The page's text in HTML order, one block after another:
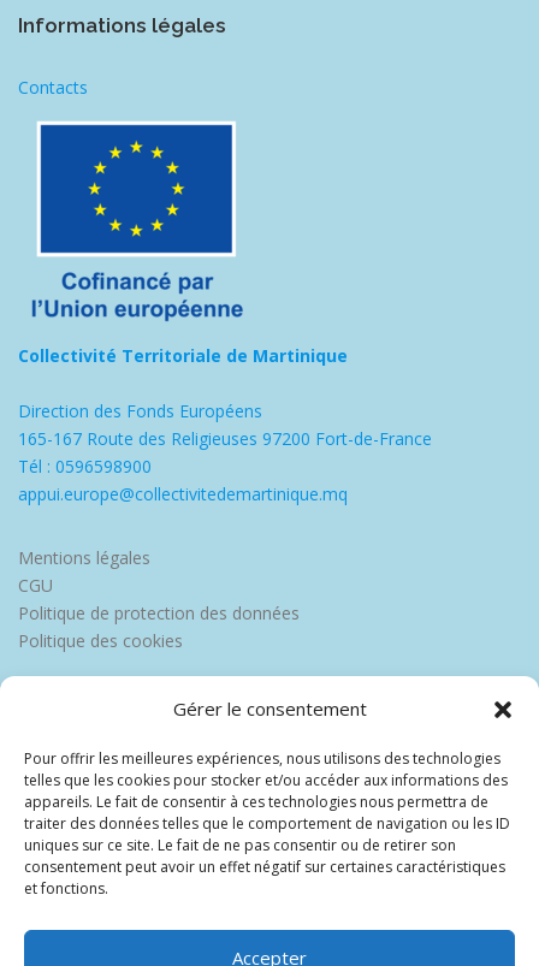
Gérer le consentement
Pour offrir les meilleures expériences, nous utilisons des technologies
telles que les cookies pour stocker et/ou accéder aux informations des
appareils. Le fait de consentir à ces technologies nous permettra de
traiter des données telles que le comportement de navigation ou les ID
uniques sur ce site. Le fait de ne pas consentir ou de retirer son
consentement peut avoir un effet négatif sur certaines caractéristiques
et fonctions.
Accepter
Informations légales
Contacts
Collectivité Territoriale de Martinique
Direction des Fonds Européens
165-167 Route des Religieuses 97200 Fort-de-France
Tél : 0596598900
appui.europe@collectivitedemartinique.mq
Mentions légales
CGU
Politique de protection des données
Politique des cookies